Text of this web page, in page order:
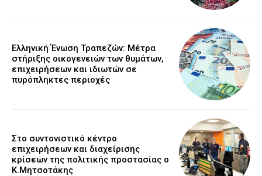
Ελληνική Ένωση Τραπεζών: Μέτρα
στήριξης οικογενειών των θυμάτων,
επιχειρήσεων και ιδιωτών σε
πυρόπληκτες περιοχές
Στο συντονιστικό κέντρο
επιχειρήσεων και διαχείρισης
κρίσεων της πολιτικής προστασίας ο
Κ.Μητσοτάκης